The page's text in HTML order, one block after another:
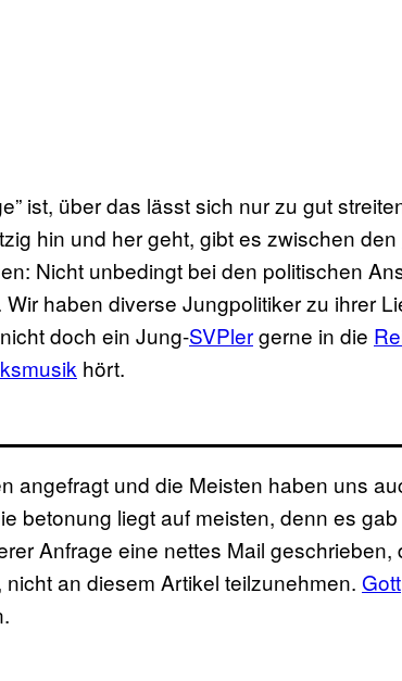
ist, über das lässt sich nur zu gut
hin und her geht, gibt es zwischen den
Nicht unbedingt bei den politischen
haben diverse Jungpolitiker zu ihrer
doch ein Jung-SVPlergerne in die
hört.
angefragt und die Meisten haben uns
betonung liegt auf meisten, denn es
Anfrage eine nettes Mail geschrieben,
an diesem Artikel teilzunehmen. Gott